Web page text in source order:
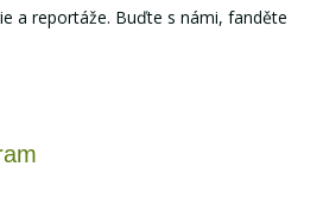
a reportáže. Buďte s námi, fanděte